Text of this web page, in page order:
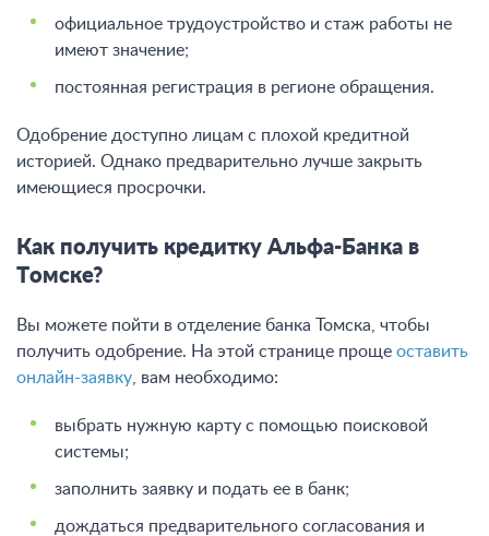
официальное трудоустройство и стаж работы не
имеют значение;
постоянная регистрация в регионе обращения.
Одобрение доступно лицам с плохой кредитной
историей. Однако предварительно лучше закрыть
имеющиеся просрочки.
Как получить кредитку Альфа-Банка в
Томске?
Вы можете пойти в отделение банка Томска, чтобы
получить одобрение. На этой странице проще оставить
онлайн-заявку , вам необходимо:
выбрать нужную карту с помощью поисковой
системы;
заполнить заявку и подать ее в банк;
дождаться предварительного согласования и